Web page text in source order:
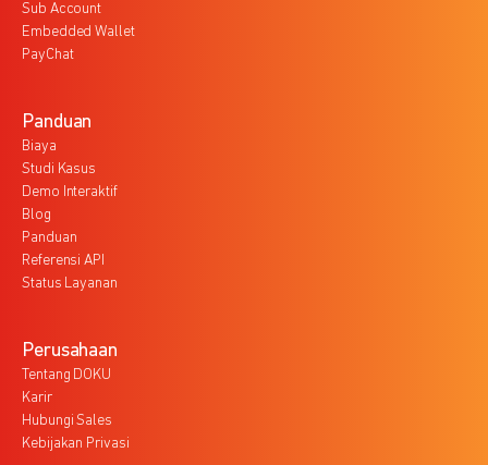
Sub Account
Embedded Wallet
PayChat
Panduan
Biaya
Studi Kasus
Demo Interaktif
Blog
Panduan
Referensi API
Status Layanan
Perusahaan
Tentang DOKU
Karir
Hubungi Sales
Kebijakan Privasi